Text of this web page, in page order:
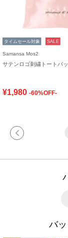
タイムセール対象 SALE
Samansa Mos2
サテンロゴ刺繍トートバ
¥1,980 -60%OFF-
バ